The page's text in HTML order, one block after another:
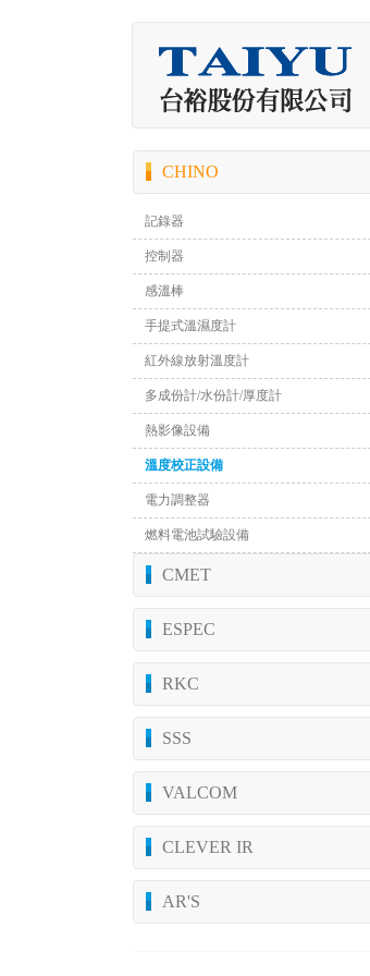
CHINO
記錄器
控制器
感溫棒
手提式溫濕度計
紅外線放射溫度計
多成份計/水份計/厚度計
熱影像設備
溫度校正設備
電力調整器
燃料電池試驗設備
CMET
ESPEC
RKC
SSS
VALCOM
CLEVER IR
AR'S